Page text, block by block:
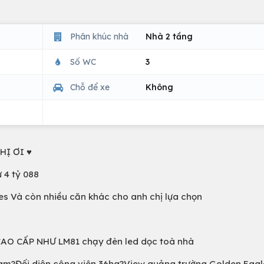
Phân khúc nhà Nhà 2 tầng
Số WC 3
Chỗ để xe Không
ƠI ♥️
4 tỷ 088
Và còn nhiều căn khác cho anh chị lựa chọn
CẤP NHƯ LM81 chạy đèn led dọc toà nhà